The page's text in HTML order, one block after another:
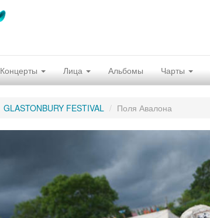
Концерты Лица Альбомы Чарты
GLASTONBURY FESTIVAL Поля Авалона